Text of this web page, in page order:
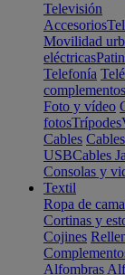
Televisión
Accesorios
Movilidad
eléctricas
Telefonía
complementos
Foto y vídeo
fotosTrípodes
Cables
USBCables
Consolas y
Textil
Ropa de cama
Cortinas y
Cojines
Alfombras